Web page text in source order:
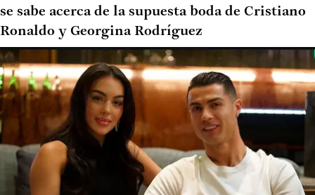
se sabe acerca de la supuesta boda de Cristiano
Ronaldo y Georgina Rodríguez